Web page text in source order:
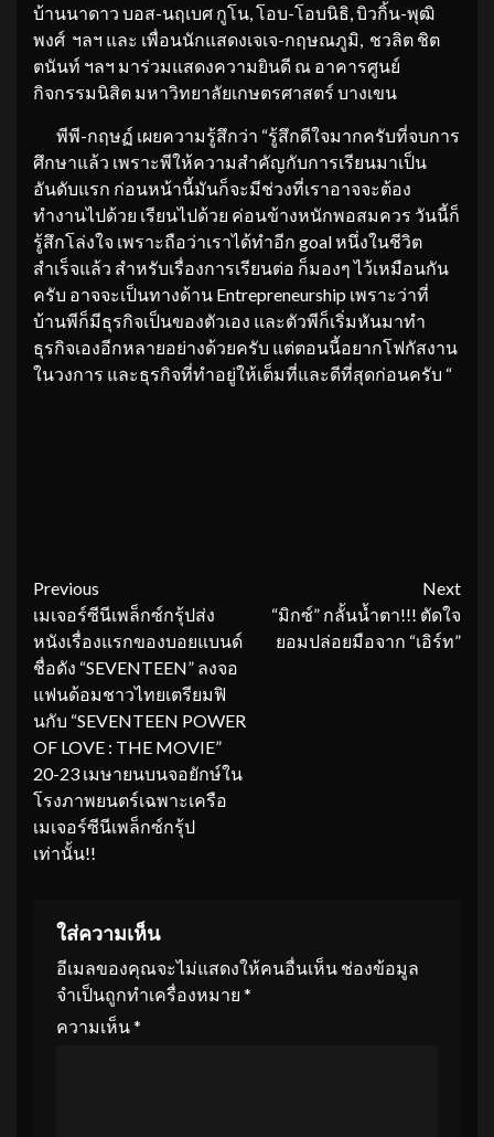
บ้านนาดาว บอส-นฤเบศ กูโน, โอบ-โอบนิธิ, บิวกิ้น-พุฒิ
พงศ์ ฯลฯ และ เพื่อนนักแสดงเจเจ-กฤษณภูมิ, ชวลิต ชิต
ตนันท์ ฯลฯ มาร่วมแสดงความยินดี ณ อาคารศูนย์
กิจกรรมนิสิต มหาวิทยาลัยเกษตรศาสตร์ บางเขน
พีพี-กฤษฏ์ เผยความรู้สึกว่า “รู้สึกดีใจมากครับที่จบการ
ศึกษาแล้ว เพราะพีให้ความสำคัญกับการเรียนมาเป็น
อันดับแรก ก่อนหน้านี้มันก็จะมีช่วงที่เราอาจจะต้อง
ทำงานไปด้วย เรียนไปด้วย ค่อนข้างหนักพอสมควร วันนี้ก็
รู้สึกโล่งใจ เพราะถือว่าเราได้ทำอีก goal หนึ่งในชีวิต
สำเร็จแล้ว สำหรับเรื่องการเรียนต่อ ก็มองๆ ไว้เหมือนกัน
ครับ อาจจะเป็นทางด้าน Entrepreneurship เพราะว่าที่
บ้านพีก็มีธุรกิจเป็นของตัวเอง และตัวพีก็เริ่มหันมาทำ
ธุรกิจเองอีกหลายอย่างด้วยครับ แต่ตอนนี้อยากโฟกัสงาน
ในวงการ และธุรกิจที่ทำอยู่ให้เต็มที่และดีที่สุดก่อนครับ “
Continue
Reading
Previous
เมเจอร์ซีนีเพล็กซ์กรุ้ปส่ง
หนังเรื่องแรกของบอยแบนด์
ชื่อดัง “SEVENTEEN” ลงจอ
แฟนด้อมชาวไทยเตรียมฟิ
นกับ “SEVENTEEN POWER
OF LOVE : THE MOVIE”
20-23 เมษายนบนจอยักษ์ใน
โรงภาพยนตร์เฉพาะเครือ
เมเจอร์ซีนีเพล็กซ์กรุ้ป
เท่านั้น!!
Next
“มิกซ์” กลั้นน้ำตา!!! ตัดใจ
ยอมปล่อยมือจาก “เอิร์ท”
ใส่ความเห็น
อีเมลของคุณจะไม่แสดงให้คนอื่นเห็น ช่องข้อมูล
จำเป็นถูกทำเครื่องหมาย *
ความเห็น*